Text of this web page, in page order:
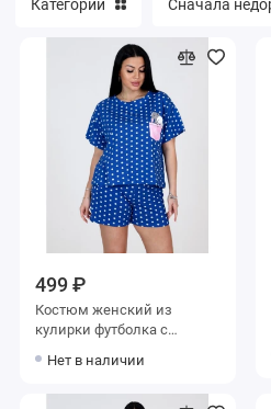
Категории
499 ₽
Костюм женский из
кулирки футболка с
Нет в наличии